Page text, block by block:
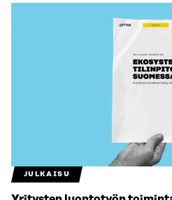
JULKAISU